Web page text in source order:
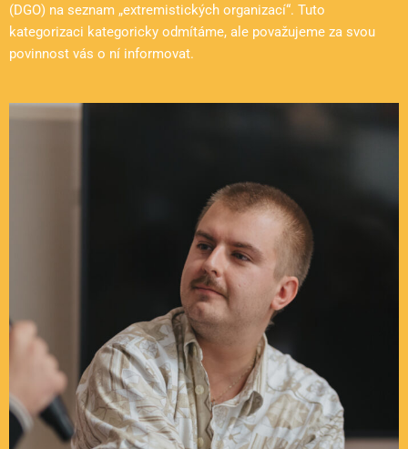
(DGO) na seznam „extremistických organizací“. Tuto
kategorizaci kategoricky odmítáme, ale považujeme za svou
povinnost vás o ní informovat.